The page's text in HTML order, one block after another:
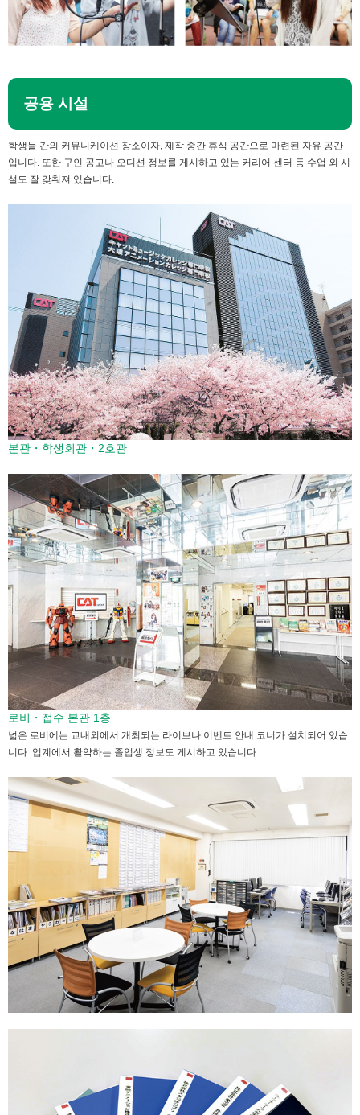
공용 시설
학생들 간의 커뮤니케이션 장소이자, 제작 중간 휴식 공간으로 마련된 자유 공간
입니다. 또한 구인 공고나 오디션 정보를 게시하고 있는 커리어 센터 등 수업 외 시
설도 잘 갖춰져 있습니다.
본관・학생회관・2호관
로비・접수 본관 1층
넓은 로비에는 교내외에서 개최되는 라이브나 이벤트 안내 코너가 설치되어 있습
니다. 업계에서 활약하는 졸업생 정보도 게시하고 있습니다.